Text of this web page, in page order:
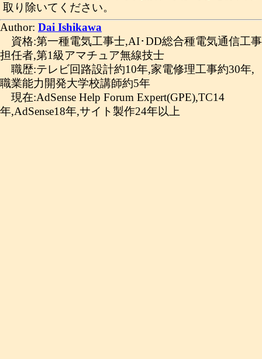
取り除いてください。
Author: Dai Ishikawa
資格:第一種電気工事士,AI･DD総合種電気通信工事
担任者,第1級アマチュア無線技士
職歴:テレビ回路設計約10年,家電修理工事約30年,
職業能力開発大学校講師約5年
現在:AdSense Help Forum Expert(GPE),TC14
年,AdSense18年,サイト製作24年以上